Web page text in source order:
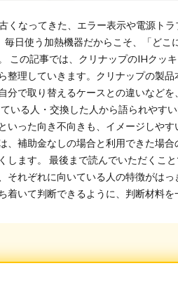
なってきた、エラー表示や電源ト
日使う加熱機器だからこそ、「どこ
この記事では、クリナップのIHクッ
理していきます。クリナップの製
で取り替えるケースとの違いなど
いる人・交換した人から語られやす
った向き不向きも、イメージしや
補助金なしの場合と利用できた場
ます。 最後まで読んでいただくこ
れぞれに向いている人の特徴がは
いて判断できるように、判断材料を